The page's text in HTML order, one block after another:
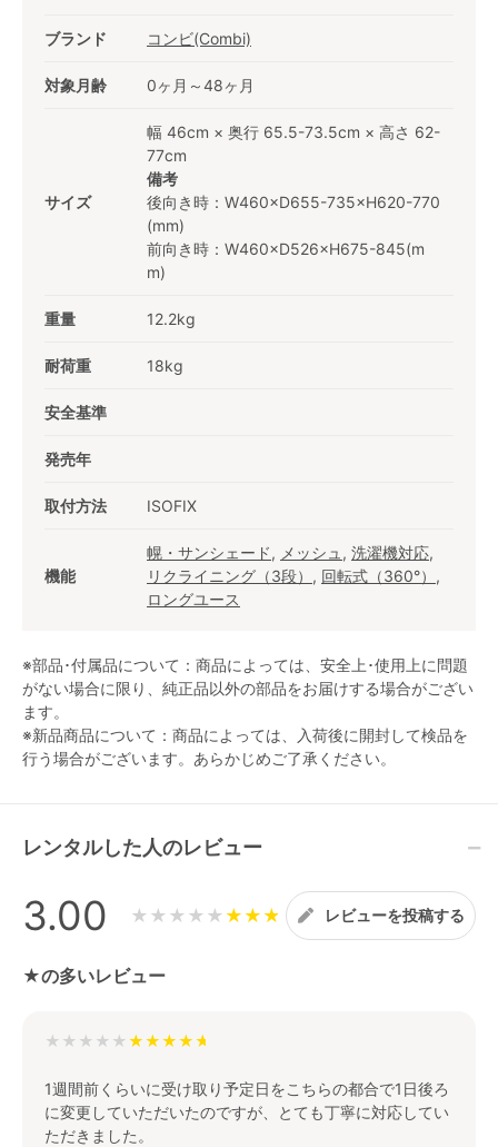
ブランド コンビ(Combi)
対象月齢 0ヶ月～48ヶ月
サイズ
幅 46cm × 奥行 65.5-73.5cm × 高さ 62-
77cm
備考
後向き時：W460×D655-735×H620-770
(mm)
前向き時：W460×D526×H675-845(m
m)
重量 12.2kg
耐荷重 18kg
安全基準
発売年
取付方法 ISOFIX
機能
幌・サンシェード, メッシュ , 洗濯機対応,
リクライニング（3段） , 回転式（360°） ,
ロングユース
※部品･付属品について：商品によっては、安全上･使用上に問題
がない場合に限り、純正品以外の部品をお届けする場合がござい
ます。
※新品商品について：商品によっては、入荷後に開封して検品を
行う場合がございます。あらかじめご了承ください。
レンタルした人のレビュー
3.00 ★★★★★ レビューを投稿する
★の多いレビュー
★★★★★
1週間前くらいに受け取り予定日をこちらの都合で1日後ろ
に変更していただいたのですが、とても丁寧に対応してい
ただきました。